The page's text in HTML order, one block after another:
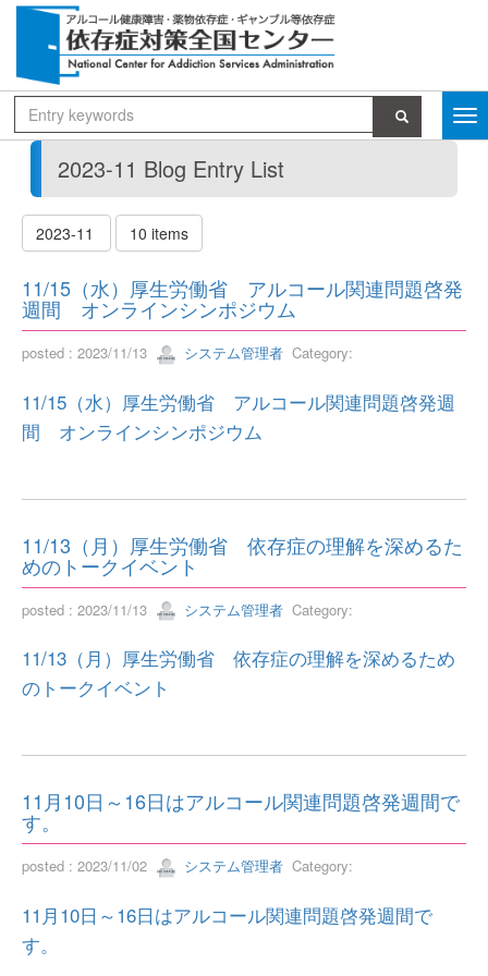
2023-11 Blog Entry List
2023-11 10 items
11/15（水）厚生労働省 アルコール関連問題啓発
週間 オンラインシンポジウム
posted : 2023/11/13 システム管理者 Category:
11/15（水）厚生労働省 アルコール関連問題啓発週
間 オンラインシンポジウム
11/13（月）厚生労働省 依存症の理解を深めるた
めのトークイベント
posted : 2023/11/13 システム管理者 Category:
11/13（月）厚生労働省 依存症の理解を深めるため
のトークイベント
11月10日～16日はアルコール関連問題啓発週間で
す。
posted : 2023/11/02 システム管理者 Category:
11月10日～16日はアルコール関連問題啓発週間で
す。